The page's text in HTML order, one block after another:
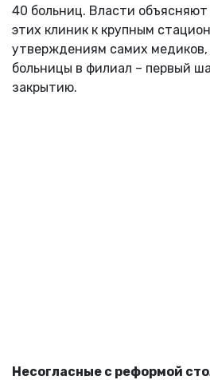
40 больниц. Власти
этих клиник к крупным
утверждениям самих
больницы в филиал – первый
закрытию.
Несогласные с реформой